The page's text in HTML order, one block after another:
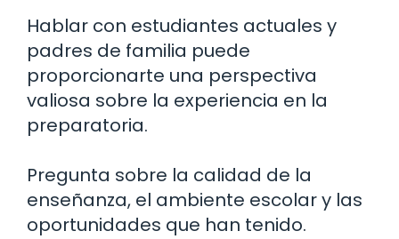
Hablar con estudiantes actuales y
padres de familia puede
proporcionarte una perspectiva
valiosa sobre la experiencia en la
preparatoria.
Pregunta sobre la calidad de la
enseñanza, el ambiente escolar y las
oportunidades que han tenido.